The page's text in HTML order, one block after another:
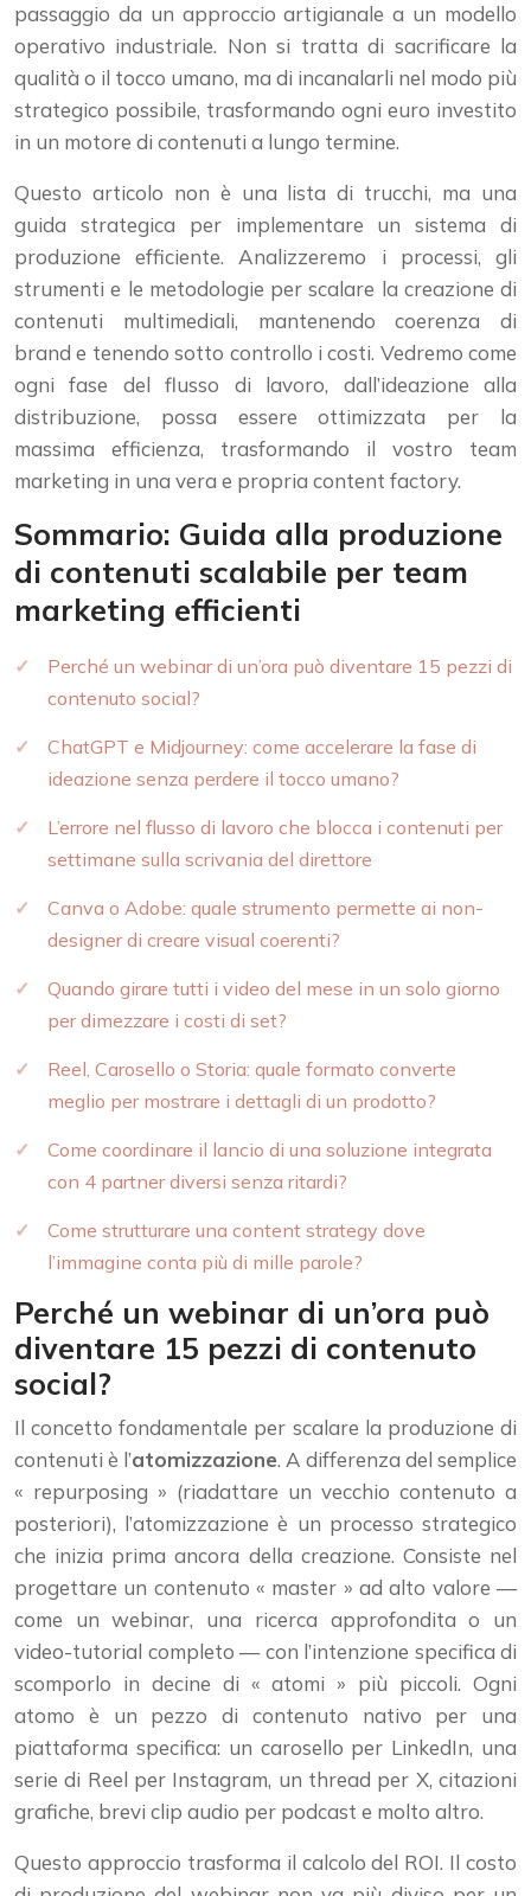
passaggio da un approccio artigianale a un modello
operativo industriale. Non si tratta di sacrificare la
qualità o il tocco umano, ma di incanalarli nel modo più
strategico possibile, trasformando ogni euro investito
in un motore di contenuti a lungo termine.
Questo articolo non è una lista di trucchi, ma una
guida strategica per implementare un sistema di
produzione efficiente. Analizzeremo i processi, gli
strumenti e le metodologie per scalare la creazione di
contenuti multimediali, mantenendo coerenza di
brand e tenendo sotto controllo i costi. Vedremo come
ogni fase del flusso di lavoro, dall’ideazione alla
distribuzione, possa essere ottimizzata per la
massima efficienza, trasformando il vostro team
marketing in una vera e propria content factory.
Sommario: Guida alla produzione
di contenuti scalabile per team
marketing efficienti
Perché un webinar di un’ora può diventare 15 pezzi di
contenuto social?
ChatGPT e Midjourney: come accelerare la fase di
ideazione senza perdere il tocco umano?
L’errore nel flusso di lavoro che blocca i contenuti per
settimane sulla scrivania del direttore
Canva o Adobe: quale strumento permette ai non-
designer di creare visual coerenti?
Quando girare tutti i video del mese in un solo giorno
per dimezzare i costi di set?
Reel, Carosello o Storia: quale formato converte
meglio per mostrare i dettagli di un prodotto?
Come coordinare il lancio di una soluzione integrata
con 4 partner diversi senza ritardi?
Come strutturare una content strategy dove
l’immagine conta più di mille parole?
Perché un webinar di un’ora può
diventare 15 pezzi di contenuto
social?
Il concetto fondamentale per scalare la produzione di
contenuti è l’atomizzazione. A differenza del semplice
« repurposing » (riadattare un vecchio contenuto a
posteriori), l’atomizzazione è un processo strategico
che inizia prima ancora della creazione. Consiste nel
progettare un contenuto « master » ad alto valore —
come un webinar, una ricerca approfondita o un
video-tutorial completo — con l’intenzione specifica di
scomporlo in decine di « atomi » più piccoli. Ogni
atomo è un pezzo di contenuto nativo per una
piattaforma specifica: un carosello per LinkedIn, una
serie di Reel per Instagram, un thread per X, citazioni
grafiche, brevi clip audio per podcast e molto altro.
Questo approccio trasforma il calcolo del ROI. Il costo